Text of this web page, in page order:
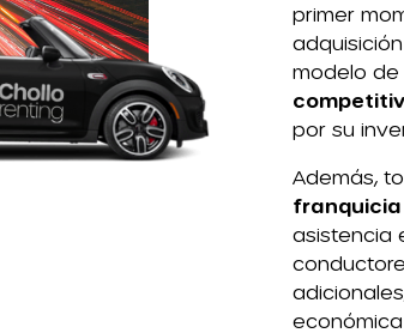
primer
modelo
por su
Además,
franquicia
asistencia